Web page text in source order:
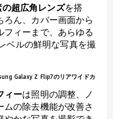
超広角レンズを搭
ん、カバー画面から
ィーまで、あらゆる
ベルの鮮明な写真を撮
Galaxy Z Flip7のリアワイドカ
ィーは照明の調整、ノ
ムの除去機能が改善さ